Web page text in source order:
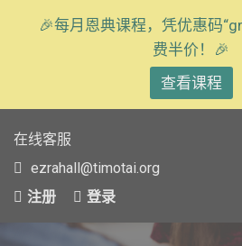
在线客服
ezrahall@timotai.org
注册
登录
🎉每月恩典课程，凭优惠码
费半价！🎉
查看课程